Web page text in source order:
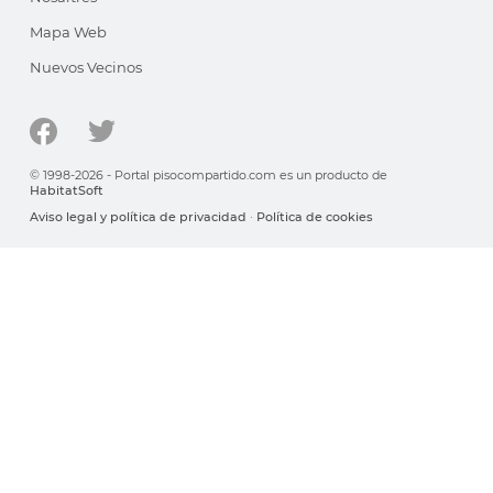
Mapa Web
Nuevos Vecinos
© 1998-2026 - Portal pisocompartido.com es un producto de
HabitatSoft
Aviso legal y política de privacidad · Política de cookies